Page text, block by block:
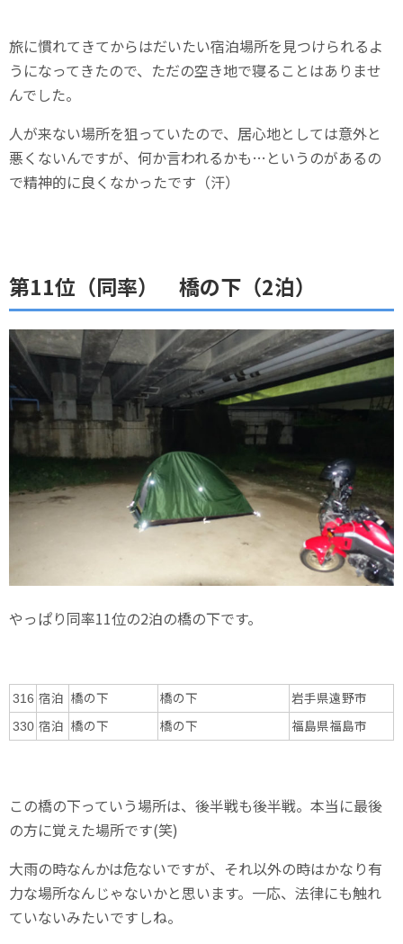
旅に慣れてきてからはだいたい宿泊場所を見つけられるよ
うになってきたので、ただの空き地で寝ることはありませ
んでした。
人が来ない場所を狙っていたので、居心地としては意外と
悪くないんですが、何か言われるかも…というのがあるの
で精神的に良くなかったです（汗）
第11位（同率） 橋の下（2泊）
やっぱり同率11位の2泊の橋の下です。
316 宿泊 橋の下 橋の下 岩手県遠野市
330 宿泊 橋の下 橋の下 福島県福島市
この橋の下っていう場所は、後半戦も後半戦。本当に最後
の方に覚えた場所です(笑)
大雨の時なんかは危ないですが、それ以外の時はかなり有
力な場所なんじゃないかと思います。一応、法律にも触れ
ていないみたいですしね。